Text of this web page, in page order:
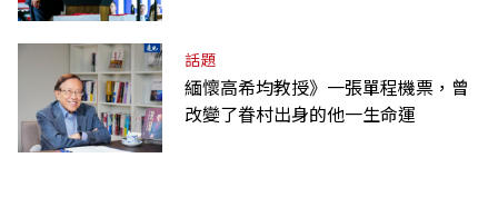
話題
緬懷高希均教授》一張單程機票，曾
改變了眷村出身的他一生命運